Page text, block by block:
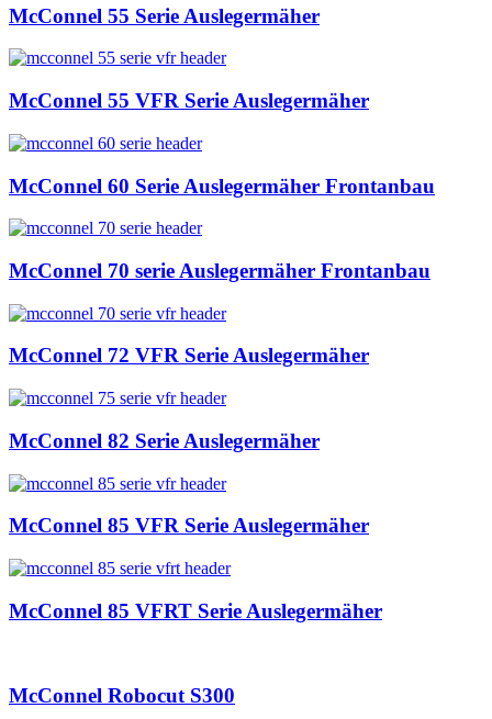
McConnel 55 Serie Auslegermäher
McConnel 55 VFR Serie Auslegermäher
McConnel 60 Serie Auslegermäher Frontanbau
McConnel 70 serie Auslegermäher Frontanbau
McConnel 72 VFR Serie Auslegermäher
McConnel 82 Serie Auslegermäher
McConnel 85 VFR Serie Auslegermäher
McConnel 85 VFRT Serie Auslegermäher
McConnel Robocut S300